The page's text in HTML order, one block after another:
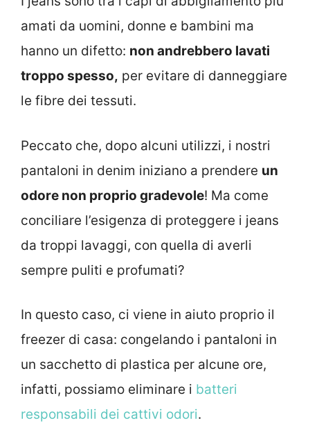
amati da uomini, donne e bambini ma
hanno un difetto: non andrebbero lavati
troppo spesso, per evitare di danneggiare
le fibre dei tessuti.
Peccato che, dopo alcuni utilizzi, i nostri
pantaloni in denim iniziano a prendere un
odore non proprio gradevole! Ma come
conciliare l’esigenza di proteggere i jeans
da troppi lavaggi, con quella di averli
sempre puliti e profumati?
In questo caso, ci viene in aiuto proprio il
freezer di casa: congelando i pantaloni in
un sacchetto di plastica per alcune ore,
infatti, possiamo eliminare i batteri
responsabili dei cattivi odori.